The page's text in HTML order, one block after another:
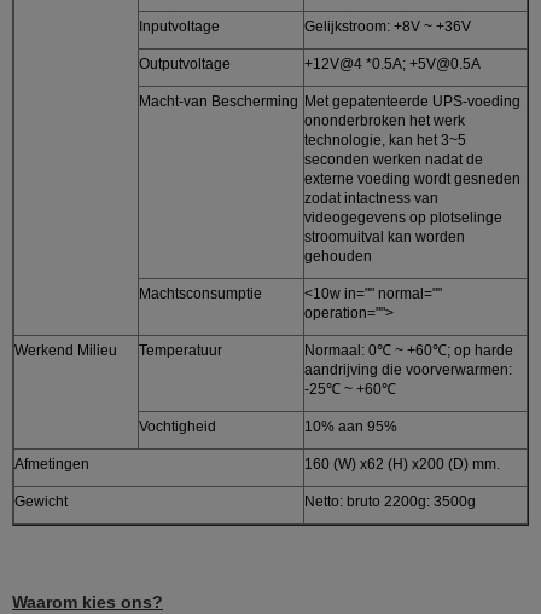
Inputvoltage Gelijkstroom: +8V ~ +36V
Outputvoltage +12V@4 *0.5A; +5V@0.5A
Macht-van Bescherming Met gepatenteerde UPS-voeding
ononderbroken het werk
technologie, kan het 3~5
seconden werken nadat de
externe voeding wordt gesneden
zodat intactness van
videogegevens op plotselinge
stroomuitval kan worden
gehouden
Machtsconsumptie
<10w in="" normal=""
operation="">
Werkend Milieu Temperatuur
Normaal: 0℃ ~ +60℃; op harde
aandrijving die voorverwarmen:
-25℃ ~ +60℃
Vochtigheid 10% aan 95%
Afmetingen 160 (W) x62 (H) x200 (D) mm.
Gewicht Netto: bruto 2200g: 3500g
Waarom kies ons?